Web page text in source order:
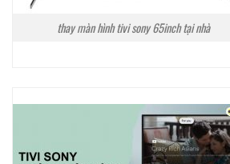
thay màn hình tivi sony 65inch tại nhà